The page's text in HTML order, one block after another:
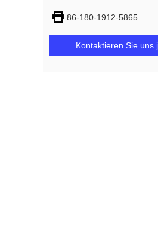
86-180-1912-5865
Kontaktieren Sie uns